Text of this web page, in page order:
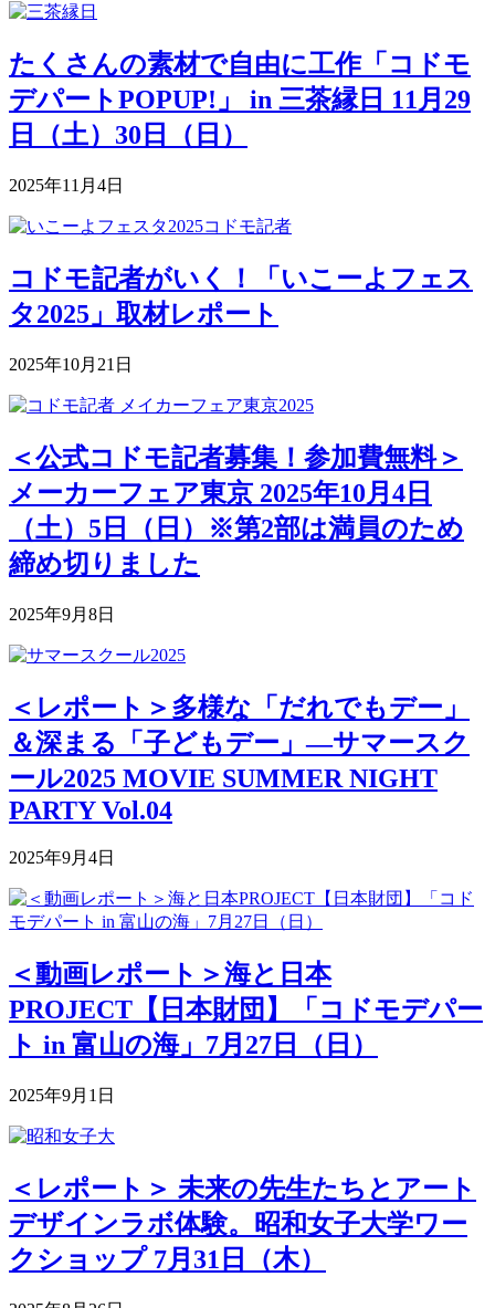
たくさんの素材で自由に工作「コドモ
デパートPOPUP!」 in 三茶縁日 11月29
日（土）30日（日）
2025年11月4日
コドモ記者がいく！「いこーよフェス
タ2025」取材レポート
2025年10月21日
＜公式コドモ記者募集！参加費無料＞
メーカーフェア東京 2025年10月4日
（土）5日（日）※第2部は満員のため
締め切りました
2025年9月8日
＜レポート＞多様な「だれでもデー」
＆深まる「子どもデー」―サマースク
ール2025 MOVIE SUMMER NIGHT
PARTY Vol.04
2025年9月4日
＜動画レポート＞海と日本
PROJECT【日本財団】「コドモデパー
ト in 富山の海」7月27日（日）
2025年9月1日
＜レポート＞ 未来の先生たちとアート
デザインラボ体験。昭和女子大学ワー
クショップ 7月31日（木）